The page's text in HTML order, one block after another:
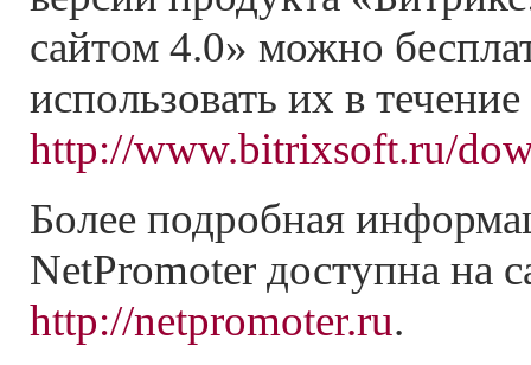
сайтом 4.0» можно
использовать их в
http://www.bitrixsoft.ru/
Более подробная
NetPromoter доступна на
http://netpromoter.ru.